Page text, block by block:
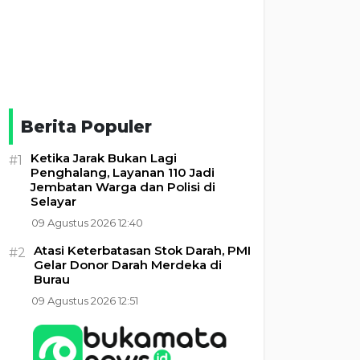
Berita Populer
#1
Ketika Jarak Bukan Lagi
Penghalang, Layanan 110 Jadi
Jembatan Warga dan Polisi di
Selayar
09 Agustus 2026 12:40
#2 Atasi Keterbatasan Stok Darah, PMI
Gelar Donor Darah Merdeka di
Burau
09 Agustus 2026 12:51